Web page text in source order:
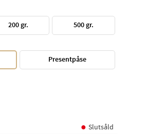
200 gr. 500 gr.
Presentpåse
Slutsåld